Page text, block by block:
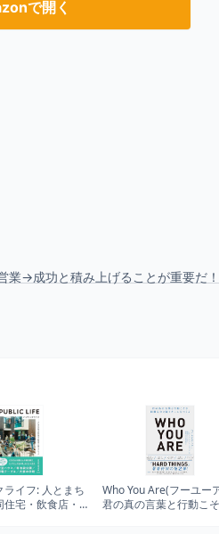
で開く
業→成功と積み上げることが重要だ！
ライフ: 人とまち
宅・飲食店・
Who You Are(フーユー
君の真の言葉と行動こ